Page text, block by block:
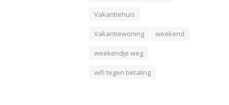
Vakantiehuis
Vakantiewoning weekend
weekendje weg
wifi tegen betaling